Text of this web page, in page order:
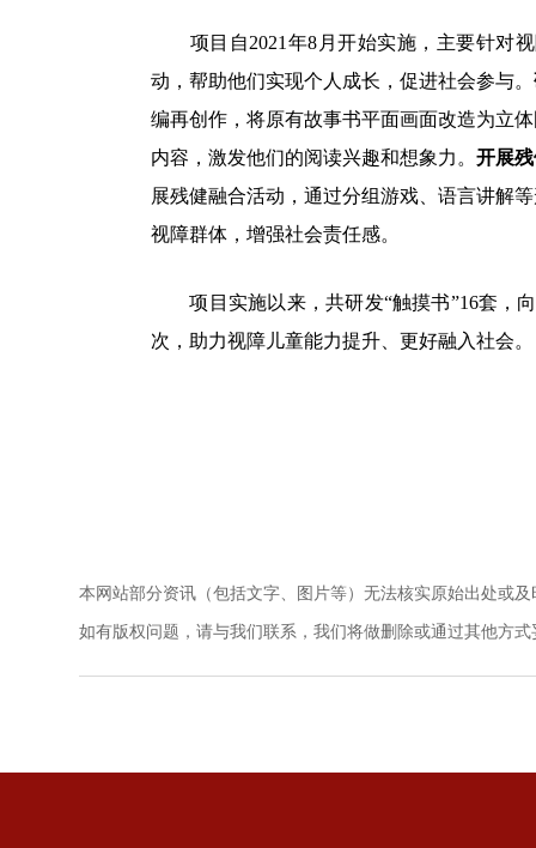
项目自2021年8月开始实施，主要针对视
动，帮助他们实现个人成长，促进社会参与。
编再创作，将原有故事书平面画面改造为立
内容，激发他们的阅读兴趣和想象力。 开展
展残健融合活动，通过分组游戏、语言讲解
视障群体，增强社会责任感。
项目实施以来，共研发“触摸书”16套，向
次，助力视障儿童能力提升、更好融入社会。
本网站部分资讯（包括文字、图片等）无法核实原始出处或
如有版权问题，请与我们联系，我们将做删除或通过其他方式